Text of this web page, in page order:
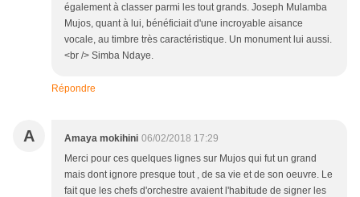
également à classer parmi les tout grands. Joseph Mulamba
Mujos, quant à lui, bénéficiait d'une incroyable aisance
vocale, au timbre très caractéristique. Un monument lui aussi.
<br /> Simba Ndaye.
Répondre
A Amaya mokihini 06/02/2018 17:29
Merci pour ces quelques lignes sur Mujos qui fut un grand
mais dont ignore presque tout , de sa vie et de son oeuvre. Le
fait que les chefs d'orchestre avaient l'habitude de signer les